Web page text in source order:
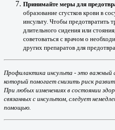
Принимайте меры для
образование сгустков крови в
инсульту. Чтобы предотвратить
длительного сидения или
советоваться с врачом о
других препаратов для
Профилактика инсульта - это важный
который помогает снизить риск
При любых изменениях в состоянии
связанных с инсультом, следует
помощью.